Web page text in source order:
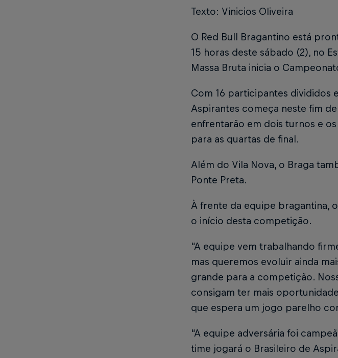
Texto: Vinicios Oliveira
O Red Bull Bragantino está
15 horas deste sábado (2), no
Massa Bruta inicia o
Com 16 participantes divididos
Aspirantes começa neste fim
enfrentarão em dois turnos e
para as quartas de final.
Além do Vila Nova, o Braga
Ponte Preta.
À frente da equipe bragantina,
o início desta competição.
“A equipe vem trabalhando
mas queremos evoluir ainda
grande para a competição.
consigam ter mais
que espera um jogo parelho
“A equipe adversária foi
time jogará o Brasileiro de